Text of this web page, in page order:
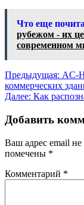
Что еще
рубежом - их
современном
Навигация
по
Предыдущая: AC-
коммерческих
Далее: Как
Добавить
Ваш адрес email не
помечены *
Комментарий *